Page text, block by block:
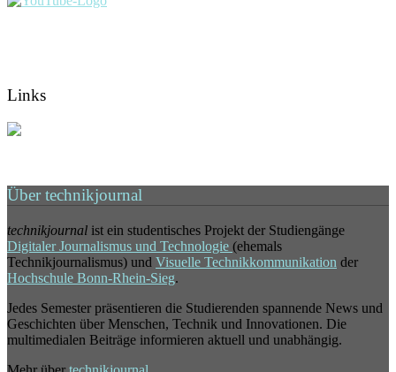
Links
Über technikjournal
technikjournal ist ein studentisches Projekt der Studiengänge
Digitaler Journalismus und Technologie (ehemals
Technikjournalismus) und Visuelle Technikkommunikation der
Hochschule Bonn-Rhein-Sieg.
Jedes Semester präsentieren die Studierenden spannende News und
Geschichten über Menschen, Technik und Innovationen. Die
multimedialen Beiträge informieren aktuell und unabhängig.